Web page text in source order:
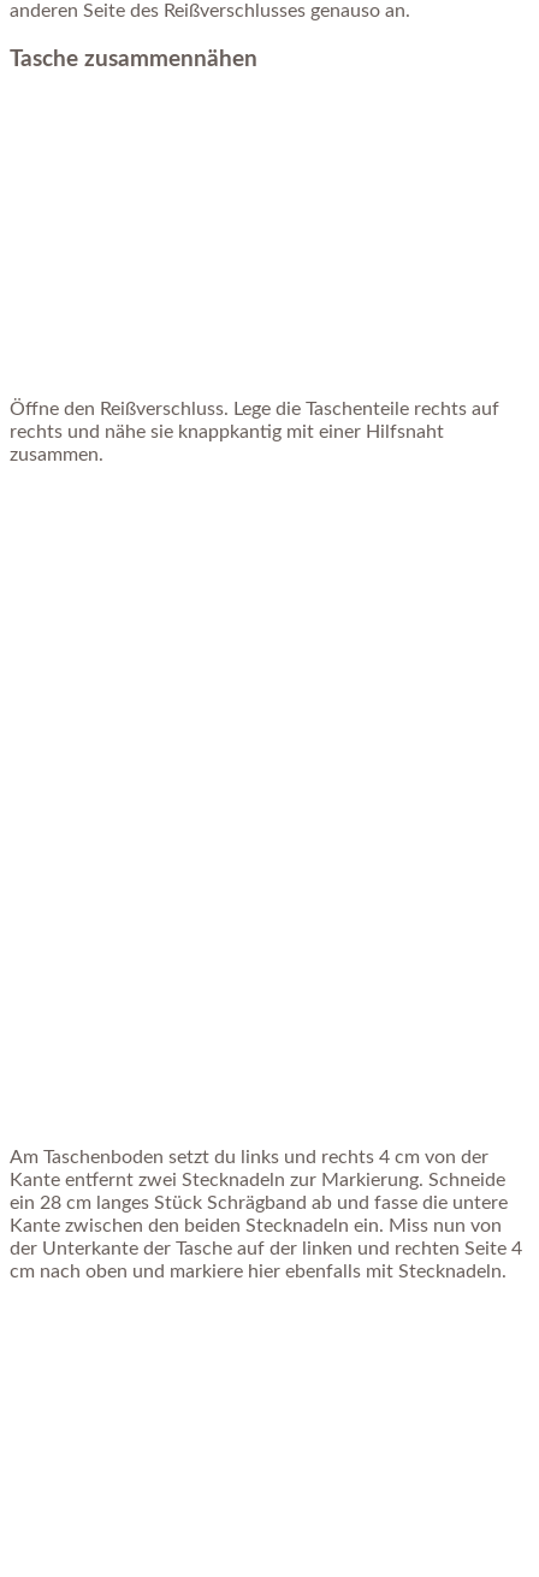
anderen Seite des Reißverschlusses genauso an.
Tasche zusammennähen
Öffne den Reißverschluss. Lege die Taschenteile rechts auf
rechts und nähe sie knappkantig mit einer Hilfsnaht
zusammen.
Am Taschenboden setzt du links und rechts 4 cm von der
Kante entfernt zwei Stecknadeln zur Markierung. Schneide
ein 28 cm langes Stück Schrägband ab und fasse die untere
Kante zwischen den beiden Stecknadeln ein. Miss nun von
der Unterkante der Tasche auf der linken und rechten Seite 4
cm nach oben und markiere hier ebenfalls mit Stecknadeln.